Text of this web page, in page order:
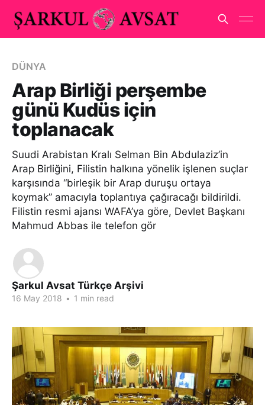
DÜNYA
Arap Birliği perşembe
günü Kudüs için
toplanacak
Suudi Arabistan Kralı Selman Bin Abdulaziz’in
Arap Birliğini, Filistin halkına yönelik işlenen suçlar
karşısında “birleşik bir Arap duruşu ortaya
koymak” amacıyla toplantıya çağıracağı bildirildi.
Filistin resmi ajansı WAFA’ya göre, Devlet Başkanı
Mahmud Abbas ile telefon gör
Şarkul Avsat Türkçe Arşivi
16 May 2018 • 1 min read